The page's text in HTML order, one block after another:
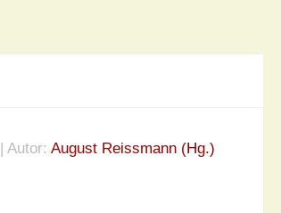
| Autor: August Reissmann (Hg.)